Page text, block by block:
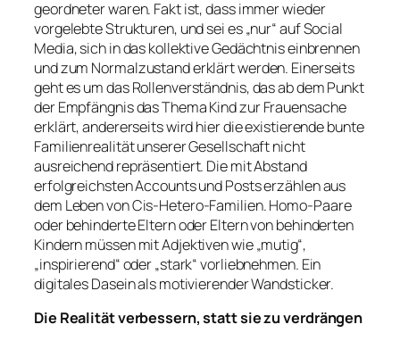
geordneter waren. Fakt ist, dass immer wieder
vorgelebte Strukturen, und sei es „nur“ auf Social
Media, sich in das kollektive Gedächtnis einbrennen
und zum Normalzustand erklärt werden. Einerseits
geht es um das Rollenverständnis, das ab dem Punkt
der Empfängnis das Thema Kind zur Frauensache
erklärt, andererseits wird hier die existierende bunte
Familienrealität unserer Gesellschaft nicht
ausreichend repräsentiert. Die mit Abstand
erfolgreichsten Accounts und Posts erzählen aus
dem Leben von Cis-Hetero-Familien. Homo-Paare
oder behinderte Eltern oder Eltern von behinderten
Kindern müssen mit Adjektiven wie „mutig“,
„inspirierend“ oder „stark“ vorliebnehmen. Ein
digitales Dasein als motivierender Wandsticker.
Die Realität verbessern, statt sie zu verdrängen